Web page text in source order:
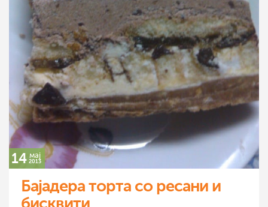
14 мај
2013
Бајадера торта со ресани и